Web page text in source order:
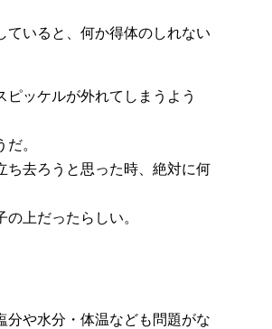
ていると、何か得体のしれない
ッケルが外れてしまうよう
。
ち去ろうと思った時、絶対に何
上だったらしい。
分や水分・体温なども問題がな